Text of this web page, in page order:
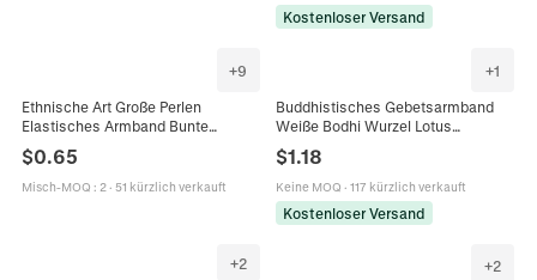
Kostenloser Versand
+9
Ethnische Art Große Perlen
Elastisches Armband Bunte
Übergroße Acryl Perle Hand Schnur
Für Damen Herren Boho Schmuck
Geschenk
$0.65
Misch-MOQ : 2· 51 kürzlich verkauft
+1
Buddhistisches Gebetsarmband
Weiße Bodhi Wurzel Lotus
Anhänger Zen
Meditationsschmuck Unisex
Perlenarmband
$1.18
Keine MOQ · 117 kürzlich verkauft
Kostenloser Versand
+2
+2